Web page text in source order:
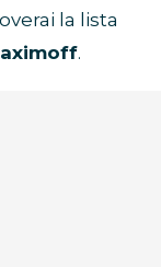
la lista
.